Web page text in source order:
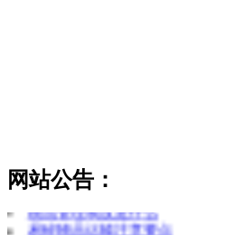
网站公告：
简述对物流和运输行业的理解
物流管理制度是什么